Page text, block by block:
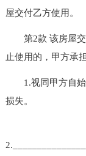
屋交付乙方使用。
第2款 该房屋交
止使用的，甲方承
1.视同甲方自始
损失。